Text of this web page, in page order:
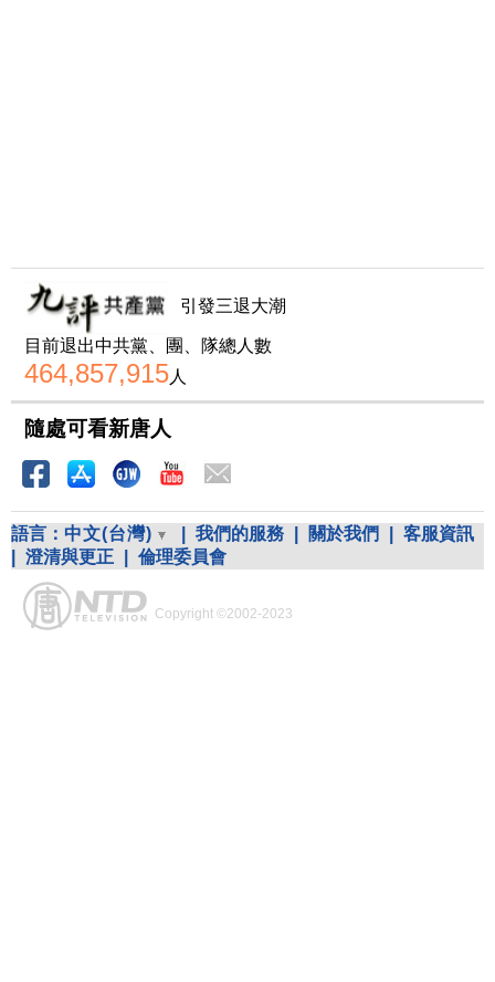
引發三退大潮
目前退出中共黨、團、隊總人數
464,857,915人
隨處可看新唐人
語言： 中文(台灣) 我們的服務 關於我們
客服資訊
澄清與更正 倫理委員會
Copyright ©2002-2023